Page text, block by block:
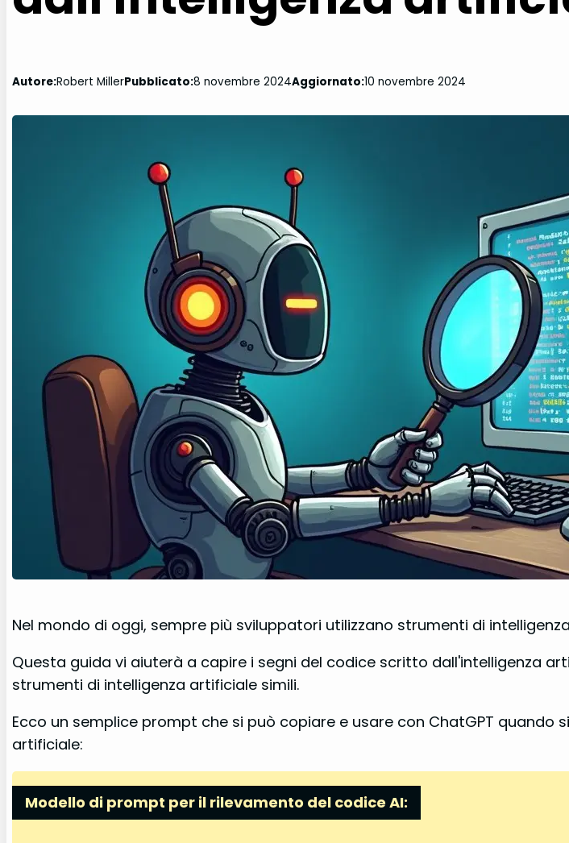
Autore:Robert MillerPubblicato:8 novembre 2024Aggiornato:10 novembre 2024
Nel mondo di oggi, sempre più sviluppatori utilizzano strumenti di
Questa guida vi aiuterà a capire i segni del codice scritto dall'intelligenza
strumenti di intelligenza artificiale simili.
Ecco un semplice prompt che si può copiare e usare con ChatGPT
artificiale:
Modello di prompt per il rilevamento del codice AI: